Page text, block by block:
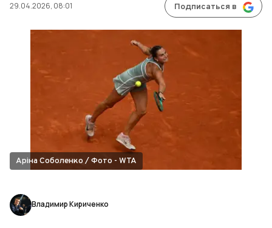
29.04.2026, 08:01 Подписаться в
Аріна Соболенко / Фото - WTA
Владимир Кириченко